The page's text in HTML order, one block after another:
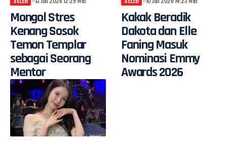
Mongol Stres
Kenang Sosok
Temon Templar
sebagai Seorang
Mentor
Kakak Beradik
Dakota dan Elle
Faning Masuk
Nominasi Emmy
Awards 2026